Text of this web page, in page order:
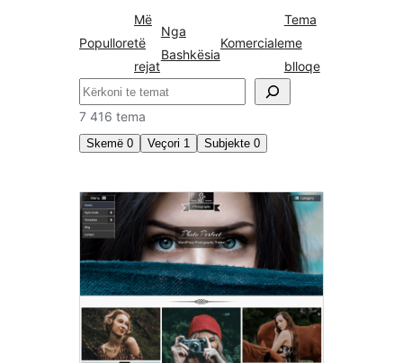
Popullore
Më
të
rejat
Nga
Bashkësia
Komerciale
Tema
me
blloqe
Kërko
7 416 tema
Skemë 0 Veçori 1 Subjekte 0
Gati
për
përkthim